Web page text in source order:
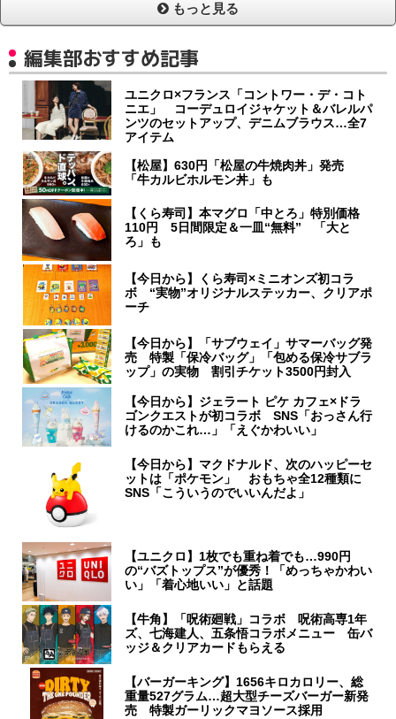
もっと見る
編集部おすすめ記事
ユニクロ×フランス「コントワー・デ・コト
ニエ」 コーデュロイジャケット＆バレルパ
ンツのセットアップ、デニムブラウス…全7
アイテム
【松屋】630円「松屋の牛焼肉丼」発売
「牛カルビホルモン丼」も
【くら寿司】本マグロ「中とろ」特別価格
110円 5日間限定＆一皿“無料” 「大と
ろ」も
【今日から】くら寿司×ミニオンズ初コラ
ボ “実物”オリジナルステッカー、クリアポ
ーチ
【今日から】「サブウェイ」サマーバッグ発
売 特製「保冷バッグ」「包める保冷サブラ
ップ」の実物 割引チケット3500円封入
【今日から】ジェラート ピケ カフェ×ドラ
ゴンクエストが初コラボ SNS「おっさん行
けるのかこれ…」「えぐかわいい」
【今日から】マクドナルド、次のハッピーセ
ットは「ポケモン」 おもちゃ全12種類に
SNS「こういうのでいいんだよ」
【ユニクロ】1枚でも重ね着でも…990円
の“バズトップス”が優秀！「めっちゃかわい
い」「着心地いい」と話題
【牛角】「呪術廻戦」コラボ 呪術高専1年
ズ、七海建人、五条悟コラボメニュー 缶バ
ッジ＆クリアカードもらえる
【バーガーキング】1656キロカロリー、総
重量527グラム…超大型チーズバーガー新発
売 特製ガーリックマヨソース採用